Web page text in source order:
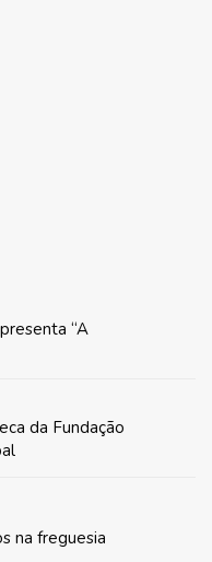
“A
da Fundação
na freguesia